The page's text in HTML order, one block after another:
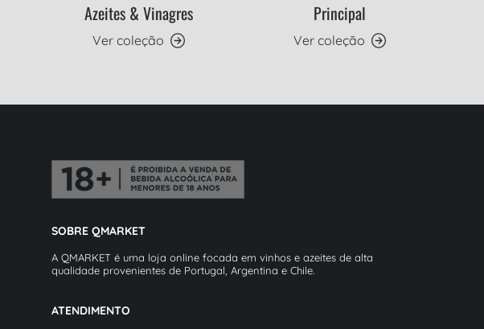
Azeites & Vinagres
Ver coleção
Principal
Ver coleção
SOBRE QMARKET
A QMARKET é uma loja online focada em vinhos e azeites de alta
qualidade provenientes de Portugal, Argentina e Chile.
ATENDIMENTO